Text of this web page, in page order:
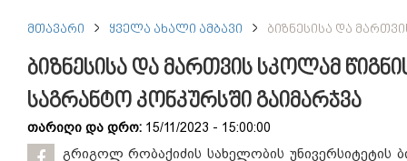
ᲛᲗᲐᲕᲐᲠᲘ ᲧᲕᲔᲚᲐ ᲐᲮᲐᲚᲘ ᲐᲛᲑᲐᲕᲘ ᲑᲘᲖᲜᲔᲡᲘᲡᲐ ᲓᲐ
ბიზნესისა და მართვის სკოლამ
საგრანტო კონკურსში გაიმარჯვა
თარიღი და დრო: 15/11/2023 - 15:00:00
გრიგოლ რობაქიძის სახელობის უნივერსიტეტის